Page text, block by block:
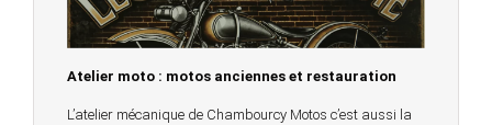
Atelier moto : motos anciennes et restauration
L’atelier mécanique de Chambourcy Motos c’est aussi la